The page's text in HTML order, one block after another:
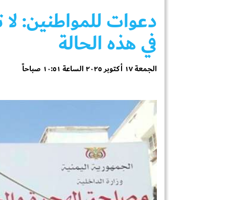
دعوات للمواطنين: لا
في هذه الحالة
الجمعة ١٧ أكتوبر ٢٠٢٥ الساعة ١٠:٥١ صباحاً